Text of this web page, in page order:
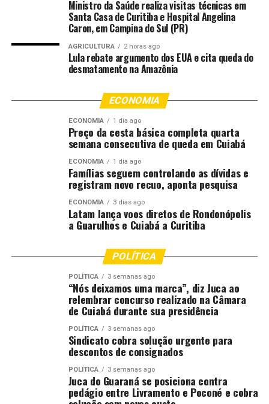
acompanhamento escolar, reforçando a proposta de
integração entre esporte e educação.
Abilio também revelou que a intenção da gestão
municipal é ampliar a iniciativa para outros clubes
Segundo ele, a proposta é fortalecer o futebol mato-
grossense desde as categorias de base e criar uma rede
de formação esportiva nos bairros. “Queremos levar os
principais times do nosso Estado para dentro das
estamos avançando nas conversas para incluir outros
clubes e ampliar esse alcance para cada vez mais
crianças”, declarou.
O secretário municipal de Esportes e Lazer, Jefferson
metodologia aplicada pelo Cuiabá na formação de
atletas. “As crianças vão treinar com profissionais
qualificados, receber uniformes, alimentação e toda a
estrutura necessária sem qualquer custo para as
famílias. É uma oportunidade que normalmente estaria
restrita a quem pode pagar uma escolinha particular”,
O presidente do Cuiabá Esporte Clube, Cristhiano
Dresch, afirmou que a iniciativa representa uma forma
de retribuição à população cuiabana pelo apoio recebido
Ministro da Saúde realiza visitas técnicas em
Santa Casa de Curitiba e Hospital Angelina
Caron, em Campina do Sul (PR)
AGRICULTURA 2 horas ago
Lula rebate argumento dos EUA e cita queda do
desmatamento na Amazônia
ECONOMIA
ECONOMIA 1 dia ago
Preço da cesta básica completa quarta
semana consecutiva de queda em Cuiabá
ECONOMIA 1 dia ago
Famílias seguem controlando as dívidas e
registram novo recuo, aponta pesquisa
ECONOMIA 3 dias ago
Latam lança voos diretos de Rondonópolis
a Guarulhos e Cuiabá a Curitiba
POLÍTICA
POLÍTICA 3 semanas ago
“Nós deixamos uma marca”, diz Juca ao
relembrar concurso realizado na Câmara
de Cuiabá durante sua presidência
POLÍTICA 3 semanas ago
Sindicato cobra solução urgente para
descontos de consignados
POLÍTICA 3 semanas ago
Juca do Guaraná se posiciona contra
pedágio entre Livramento e Poconé e cobra